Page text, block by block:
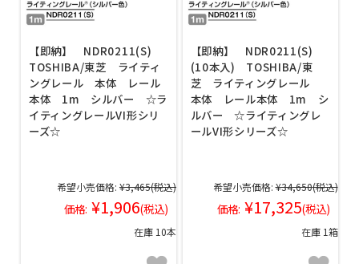
【即納】 NDR0211(S)
TOSHIBA/東芝 ライティ
ングレール 本体 レール
本体 1m シルバー ☆ラ
イティングレールVI形シリ
ーズ☆
希望小売価格: ¥3,465(税込)
価格: ¥1,906(税込)
在庫 10本
【即納】 NDR0211(S)
(10本入) TOSHIBA/東
芝 ライティングレール
本体 レール本体 1m シ
ルバー ☆ライティングレ
ールVI形シリーズ☆
希望小売価格: ¥34,650(税込)
価格: ¥17,325(税込)
在庫 1箱